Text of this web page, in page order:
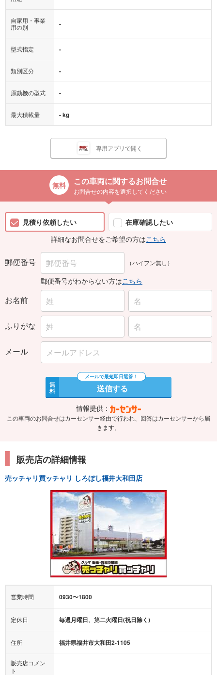
自家用・事業
用の別
-
型式指定 -
類別区分 -
原動機の型式 -
最大積載量 - kg
専用アプリで開く
この車両に関するお問合せ
お問合せの内容を選択してください
見積り依頼したい
在庫確認したい
詳細なお問合せをご希望の方はこちら
郵便番号 （ハイフン無し）
郵便番号がわからない方はこちら
お名前
ふりがな
メール
無
料 送信する
情報提供：
この車両のお問合せはカーセンサー経由で行われ、回答はカーセンサーから届
きます。
販売店の詳細情報
売ッチャリ買ッチャリ しろぼし福井大和田店
営業時間 0930〜1800
定休日 毎週月曜日、第二火曜日(祝日除く)
住所 福井県福井市大和田2-1105
販売店コメン
ト